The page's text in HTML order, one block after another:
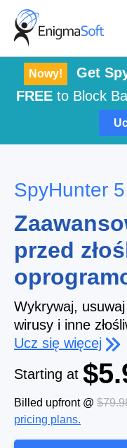
Skip
content
Nowy!
Get
FREEto Block
SpyHunter 5
przed
Wykrywaj,
wirusy i inne
Ucz się więcej
Starting at
Billed upfront @
pricing plans.